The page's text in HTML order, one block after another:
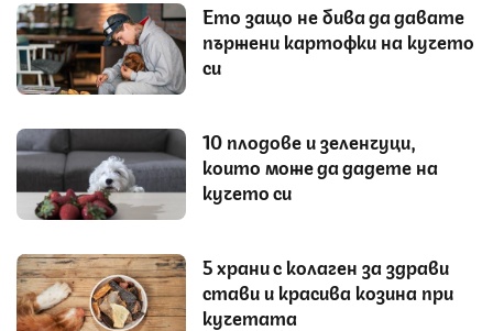
Ето защо не бива да давате
пържени картофки на кучето
си
10 плодове и зеленчуци,
които може да дадете на
кучето си
5 храни с колаген за здрави
стави и красива козина при
кучетата